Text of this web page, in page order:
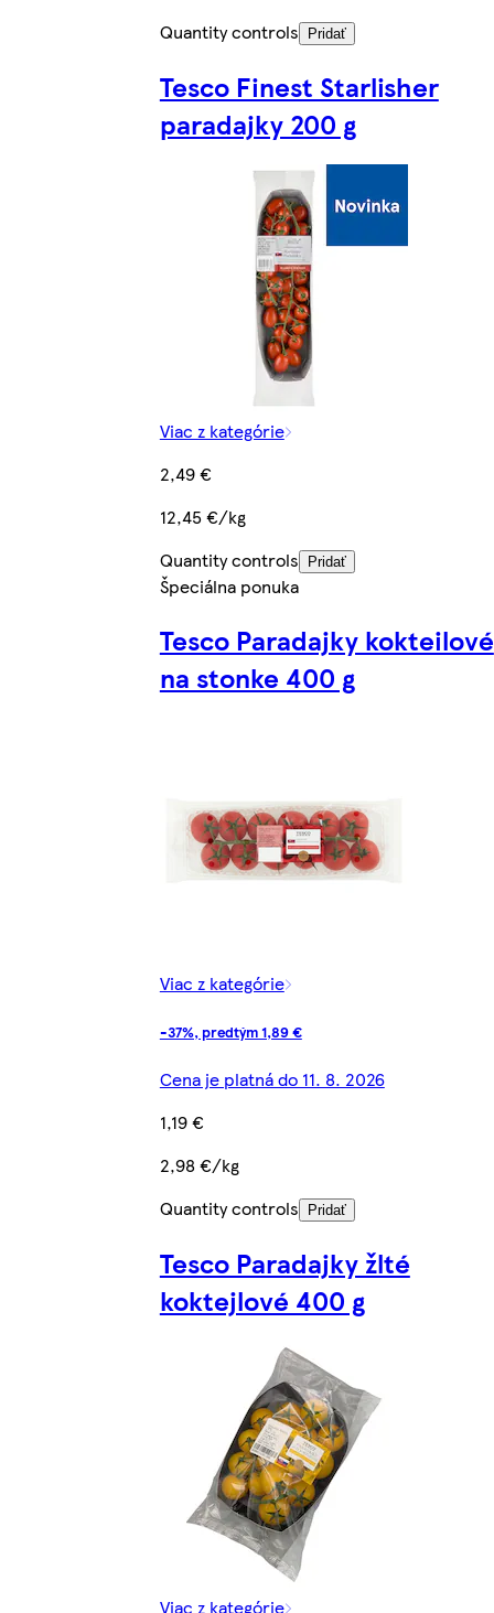
Quantity controls
Pridať
Tesco Finest Starlisher
paradajky 200 g
Viac z kategórie
2,49 €
12,45 €/kg
Quantity controls
Pridať
Špeciálna ponuka
Tesco Paradajky kokteilové
na stonke 400 g
Viac z kategórie
-37%, predtým 1,89 €
Cena je platná do 11. 8. 2026
1,19 €
2,98 €/kg
Quantity controls
Pridať
Tesco Paradajky žlté
koktejlové 400 g
Viac z kategórie